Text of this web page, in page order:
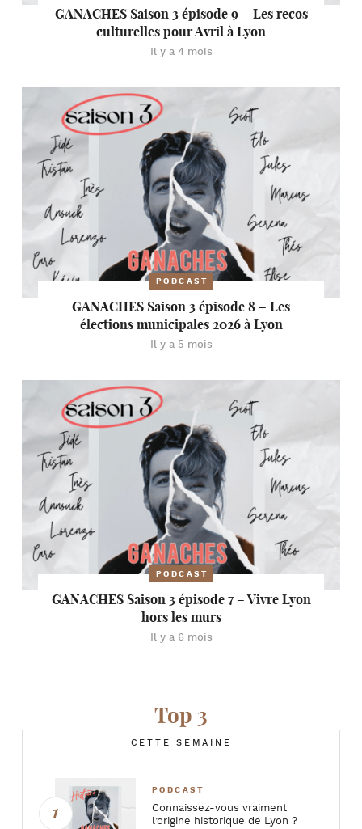
GANACHES Saison 3 épisode 9 – Les recos
culturelles pour Avril à Lyon
Il y a 4 mois
PODCAST
GANACHES Saison 3 épisode 8 – Les
élections municipales 2026 à Lyon
Il y a 5 mois
PODCAST
GANACHES Saison 3 épisode 7 – Vivre Lyon
hors les murs
Il y a 6 mois
Top 3
CETTE SEMAINE
PODCAST
Connaissez-vous vraiment
l’origine historique de Lyon ?